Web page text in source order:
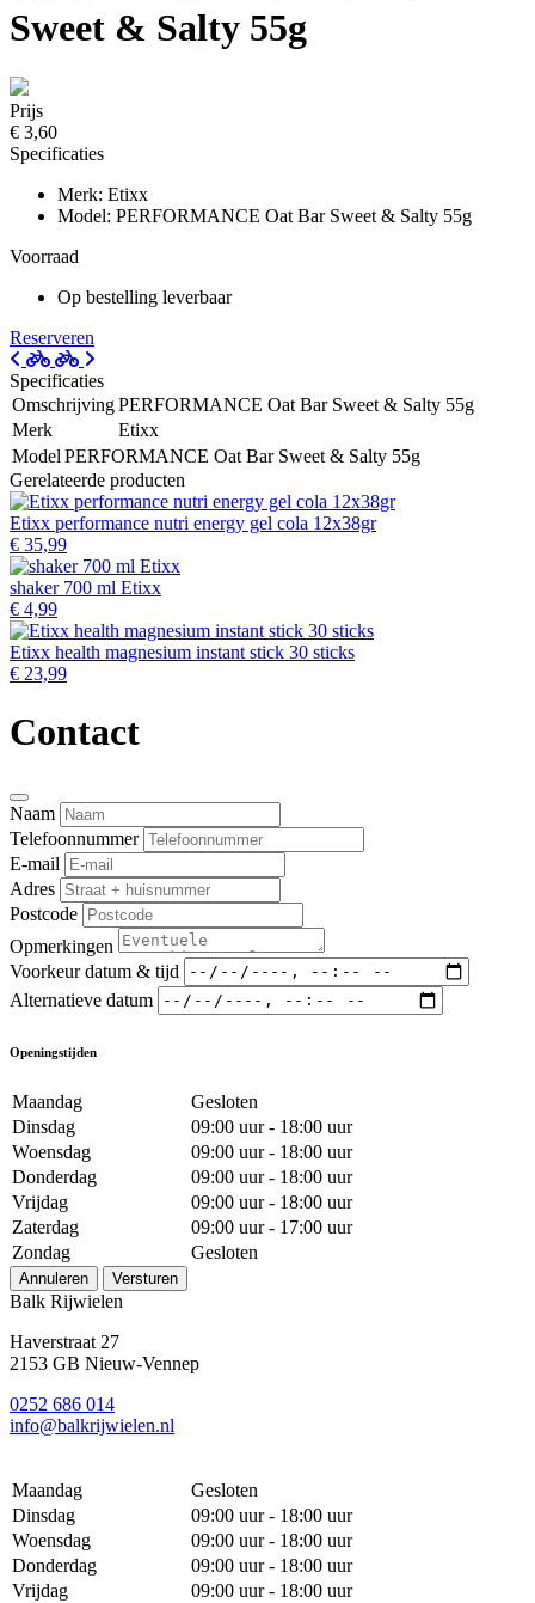
Sweet & Salty 55g
Prijs
€ 3,60
Specificaties
Merk: Etixx
Model: PERFORMANCE Oat Bar Sweet & Salty 55g
Voorraad
Op bestelling leverbaar
Reserveren
Specificaties
OmschrijvingPERFORMANCE Oat Bar Sweet & Salty 55g
Merk
Etixx
Model PERFORMANCE Oat Bar Sweet & Salty 55g
Gerelateerde producten
Etixx performance nutri energy gel cola 12x38gr
€ 35,99
shaker 700 ml Etixx
€ 4,99
Etixx health magnesium instant stick 30 sticks
€ 23,99
Contact
Naam
Telefoonnummer
E-mail
Adres
Postcode
Opmerkingen
Voorkeur datum & tijd
Alternatieve datum
Openingstijden
Maandag
Gesloten
Dinsdag
09:00 uur - 18:00 uur
Woensdag
09:00 uur - 18:00 uur
Donderdag
09:00 uur - 18:00 uur
Vrijdag
09:00 uur - 18:00 uur
Zaterdag
09:00 uur - 17:00 uur
Zondag
Gesloten
Annuleren Versturen
Balk Rijwielen
Haverstraat 27
2153 GB Nieuw-Vennep
0252 686 014
info@balkrijwielen.nl
Maandag
Gesloten
Dinsdag
09:00 uur - 18:00 uur
Woensdag
09:00 uur - 18:00 uur
Donderdag
09:00 uur - 18:00 uur
Vrijdag
09:00 uur - 18:00 uur